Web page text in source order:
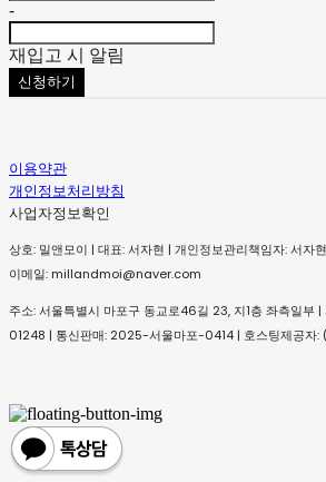
-
재입고 시 알림
신청하기
이용약관
개인정보처리방침
사업자정보확인
상호: 밀앤모이 | 대표: 서자현 | 개인정보관리책임자: 서
이메일: millandmoi@naver.com
주소: 서울특별시 마포구 동교로46길 23, 지1층 좌측일부 |
01248 | 통신판매: 2025-서울마포-0414 | 호스팅제공자: